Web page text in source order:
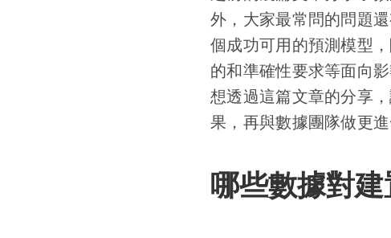
外，大家最常問的問題還
個成功可用的預測模型
的和準確性要求等面向
想透過這篇文章的分享
果，再與數據團隊做更
哪些數據對